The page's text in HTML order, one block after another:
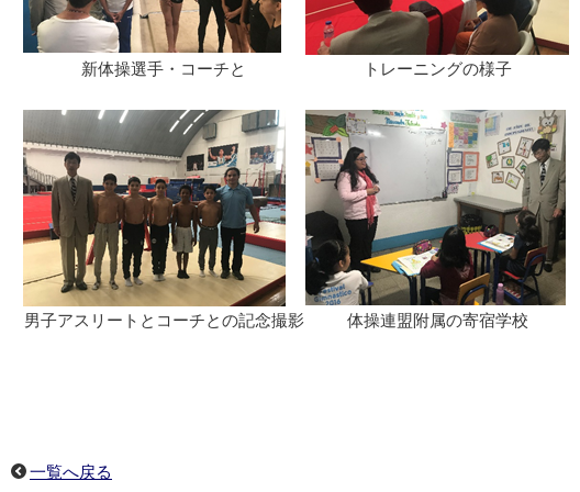
新体操選手・コーチと トレーニングの様子
男子アスリートとコーチとの記念撮影 体操連盟附属の寄宿学校
一覧へ戻る